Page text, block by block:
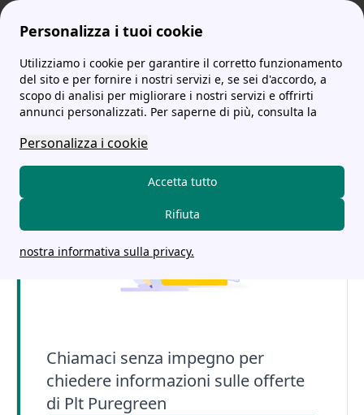
Personalizza i tuoi cookie
Utilizziamo i cookie per garantire il corretto funzionamento
del sito e per fornire i nostri servizi e, se sei d'accordo, a
scopo di analisi per migliorare i nostri servizi e offrirti
annunci personalizzati. Per saperne di più, consulta la
Personalizza i cookie
Accetta tutto
Rifiuta
nostra informativa sulla privacy.
tariffe-energia.it PLT puregreen Energia: Tariffe, Recensioni e Area Clienti Plt Puregreen Recensioni: le Opinioni degli Utenti
Plt Puregreen Recensioni:
le Opinioni degli Utenti
Chiamaci senza impegno per
chiedere informazioni sulle offerte
di Plt Puregreen